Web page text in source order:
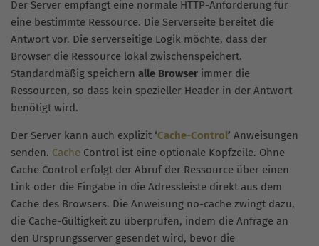
Der Server empfängt eine normale HTTP-Anforderung für
eine bestimmte Ressource. Die Serverseite bereitet die
Antwort vor. Die serverseitige Logik möchte, dass der
Browser die Ressource lokal zwischenspeichert.
Standardmäßig speichern alle Browser immer die
Ressourcen, so dass kein spezieller Header in der Antwort
benötigt wird.
Der Server kann auch explizit ‘Cache-Control’ Anweisungen
senden. Cache Control ist eine optionale Kopfzeile. Ohne
Cache Control erfolgt der Abruf der Ressource über einen
Link oder die Eingabe in die Adressleiste direkt aus dem
Cache des Browsers. Die Anweisung no-cache zwingt dazu,
die Cache-Gültigkeit zu überprüfen, indem die Anfrage an
den Ursprungsserver gesendet wird, bevor die